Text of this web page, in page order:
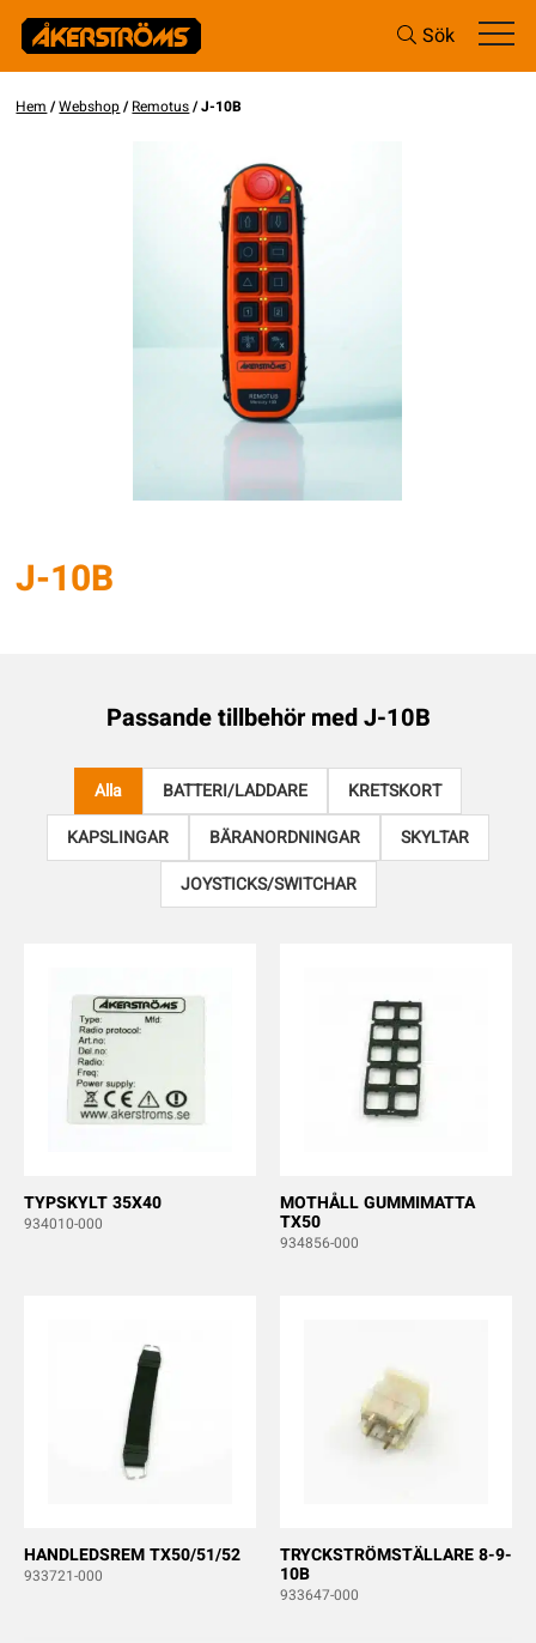
Sök
Hem /Webshop/Remotus/ J-10B
J-10B
Passande tillbehör medJ-10B
Alla BATTERI/LADDARE
KRETSKORT
KAPSLINGAR
BÄRANORDNINGAR
SKYLTAR
JOYSTICKS/SWITCHAR
TYPSKYLT 35X40
934010-000
MOTHÅLL GUMMIMATTA
TX50
934856-000
HANDLEDSREM TX50/51/52
933721-000
TRYCKSTRÖMSTÄLLARE 8-9-
10B
933647-000